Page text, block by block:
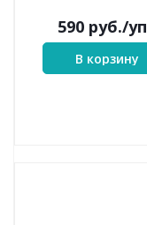
590 руб./уп
В корзину